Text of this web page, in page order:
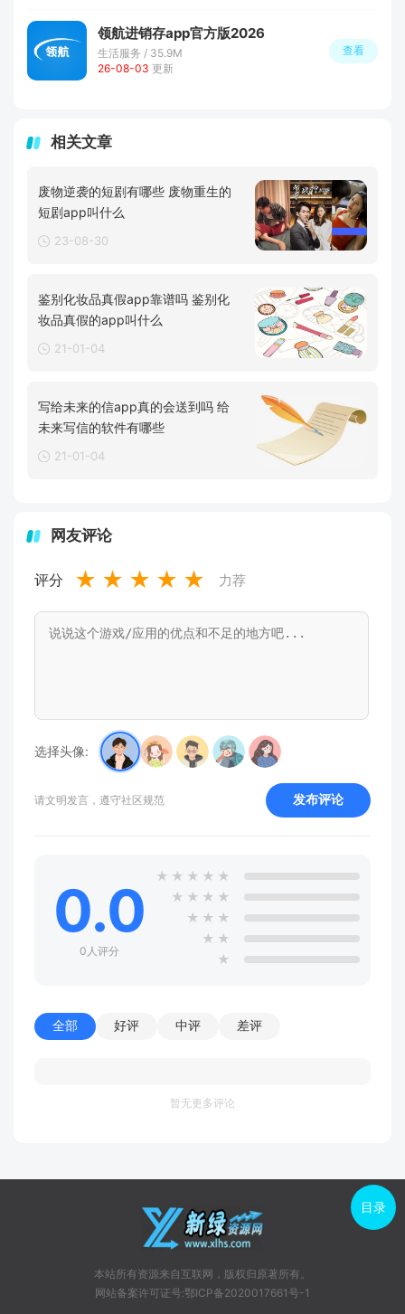
领航进销存app官方版2026
生活服务 / 35.9M
26-08-03 更新
查看
相关文章
废物逆袭的短剧有哪些 废物重生的
短剧app叫什么
23-08-30
鉴别化妆品真假app靠谱吗 鉴别化
妆品真假的app叫什么
21-01-04
写给未来的信app真的会送到吗 给
未来写信的软件有哪些
21-01-04
网友评论
评分 ★ ★ ★ ★ ★ 力荐
选择头像:
请文明发言，遵守社区规范 发布评论
0.0
0人评分
★ ★ ★ ★ ★
★ ★ ★ ★
★ ★ ★
★ ★
★
全部 好评 中评 差评
暂无更多评论
本站所有资源来自互联网，版权归原著所有。
网站备案许可证号:鄂ICP备2020017661号-1
目录